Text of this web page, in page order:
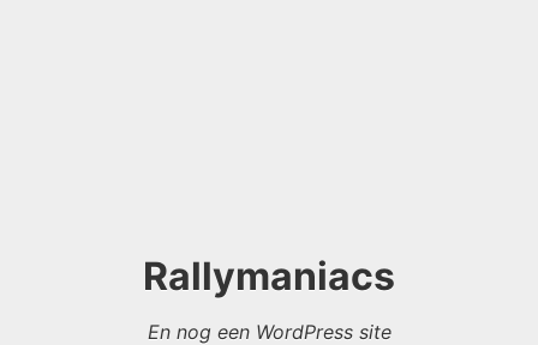
Rallymaniacs
En nog een WordPress site